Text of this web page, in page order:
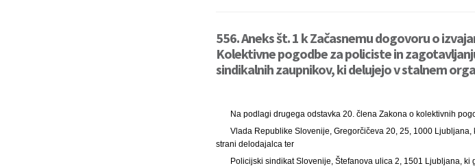
556. Aneks št. 1 k Začasnemu dogovoru o
Kolektivne pogodbe za policiste in
sindikalnih zaupnikov, ki delujejo v stalnem
Na podlagi drugega odstavka 20. člena Zakona o kolektivnih
Vlada Republike Slovenije, Gregorčičeva 20, 25, 1000
strani delodajalca ter
Policijski sindikat Slovenije, Štefanova ulica 2, 1501 Ljubljana, ki